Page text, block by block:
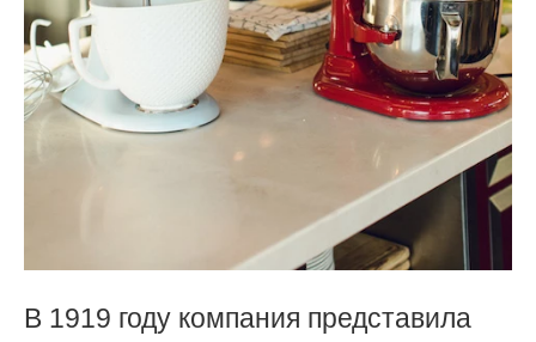
В 1919 году компания представила